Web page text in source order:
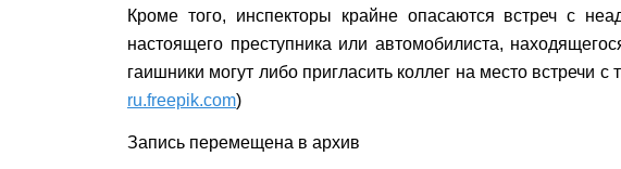
Кроме того, инспекторы крайне опасаются встреч с
настоящего преступника или автомобилиста,
гаишники могут либо пригласить коллег на место
ru.freepik.com)
Запись перемещена в архив